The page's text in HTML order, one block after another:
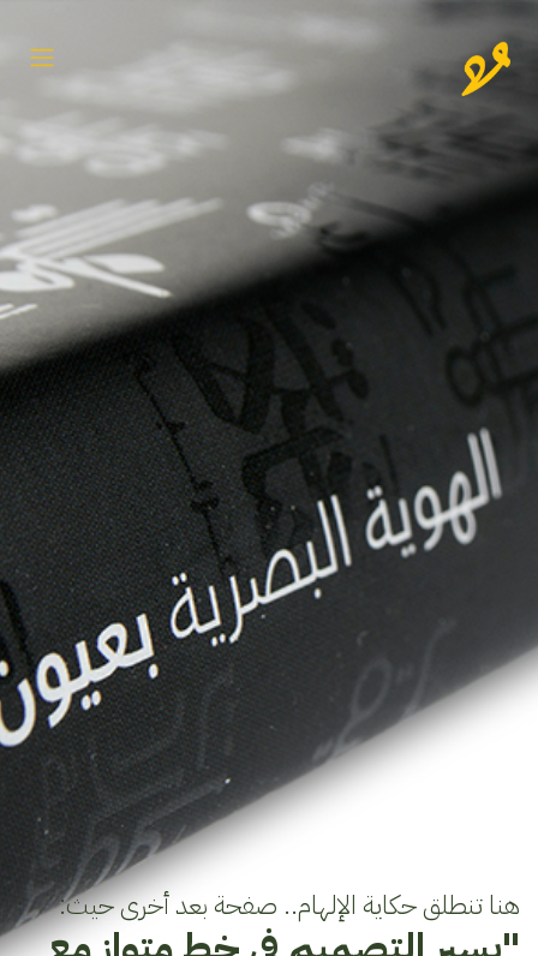
تخطي للذهاب إلى المحتوى
هنا تنطلق حكاية الإلهام.. صفحة بعد أخرى حيث: